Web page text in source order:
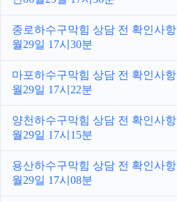
종로하수구막힘 상담 전 확인사항
월29일 17시30분
마포하수구막힘 상담 전 확인사항
월29일 17시22분
양천하수구막힘 상담 전 확인사항
월29일 17시15분
용산하수구막힘 상담 전 확인사항
월29일 17시08분